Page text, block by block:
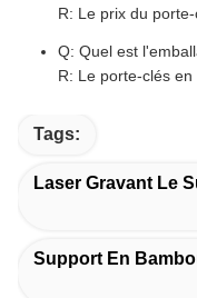
R: Le prix du
Q: Quel est
R: Le porte-clés
Tags:
Laser Gravant Le
Support En